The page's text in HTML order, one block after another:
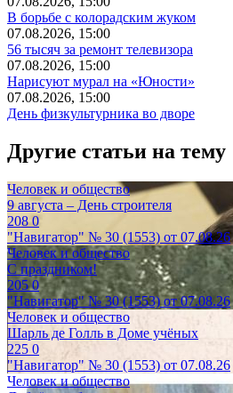
В борьбе с колорадским жуком
07.08.2026, 15:00
56 тысяч за ремонт телевизора
07.08.2026, 15:00
Нарисуют мурал на «Юности»
07.08.2026, 15:00
День физкультурника во дворе
Другие статьи на тему
Человек и общество
9 августа – День строителя
2080
"Навигатор" № 30 (1553) от 07.08.26
Человек и общество
С праздником!
2050
"Навигатор" № 30 (1553) от 07.08.26
Человек и общество
Шарль де Голль в Доме учёных
225 0
"Навигатор" № 30 (1553) от 07.08.26
Человек и общество